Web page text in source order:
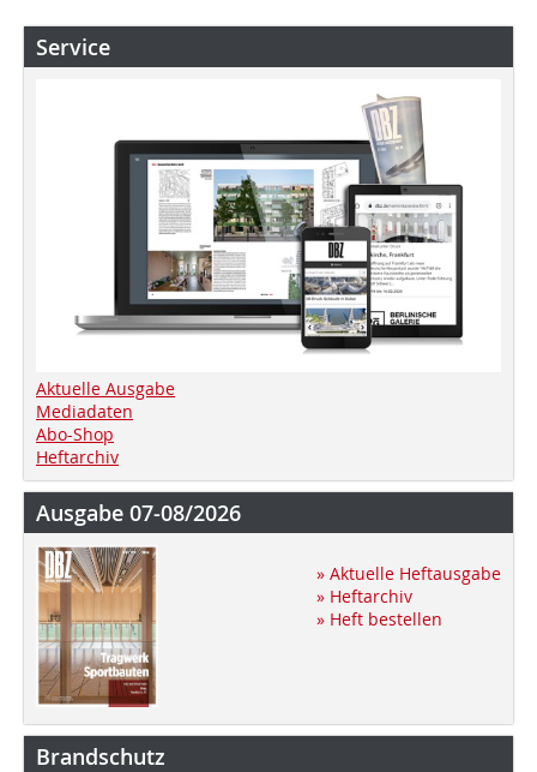
Service
Aktuelle Ausgabe
Mediadaten
Abo-Shop
Heftarchiv
Ausgabe 07-08/2026
» Aktuelle Heftausgabe
» Heftarchiv
» Heft bestellen
Brandschutz